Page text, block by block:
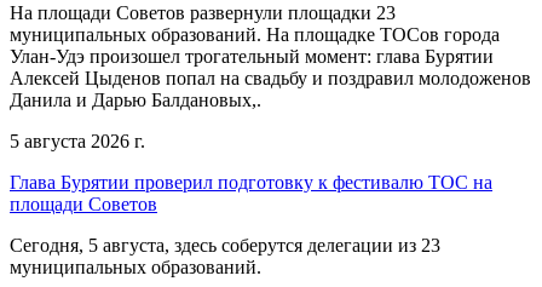
На площади Советов развернули площадки 23
муниципальных образований. На площадке ТОСов города
Улан-Удэ произошел трогательный момент: глава Бурятии
Алексей Цыденов попал на свадьбу и поздравил молодоженов
Данила и Дарью Балдановых,.
5 августа 2026 г.
Глава Бурятии проверил подготовку к фестивалю ТОС на
площади Советов
Сегодня, 5 августа, здесь соберутся делегации из 23
муниципальных образований.